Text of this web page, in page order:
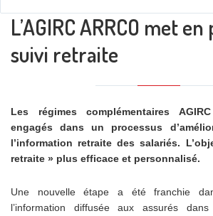
L’AGIRC ARRCO met
suivi retraite
Les régimes complémentaires
engagés dans un processus
l’information retraite des salariés.
retraite » plus efficace et personnalisé.
Une nouvelle étape a été franchie
l’information diffusée aux assurés